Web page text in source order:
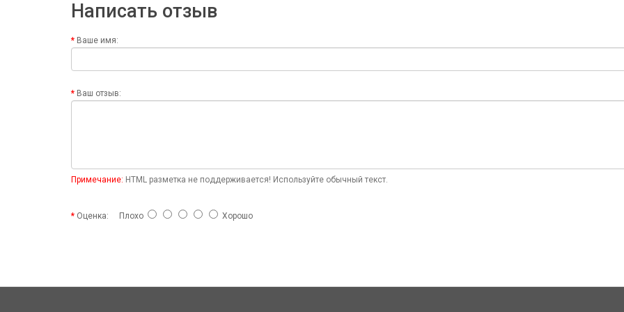
Написать отзыв
Ваше имя:
Ваш отзыв:
Примечание: HTML разметка не поддерживается! Используйте обычный текст.
Оценка: Плохо Хорошо